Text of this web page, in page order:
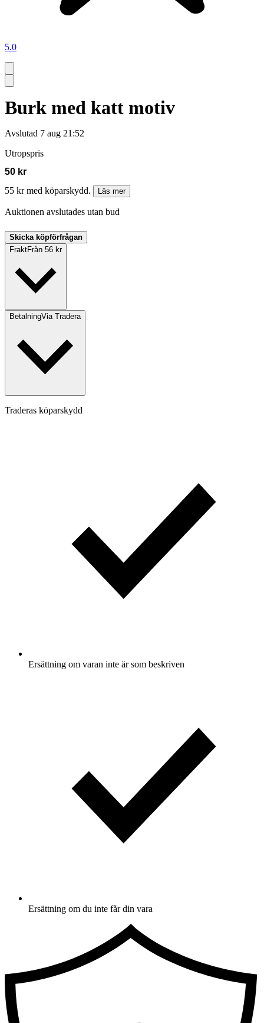
5.0
Burk med katt motiv
Avslutad 7 aug 21:52
Utropspris
50 kr
55 kr med köparskydd.
Läs mer
Auktionen avslutades utan bud
Skicka köpförfrågan
FraktFrån 56 kr
BetalningVia Tradera
Traderas köparskydd
Ersättning om varan inte är som beskriven
Ersättning om du inte får din vara